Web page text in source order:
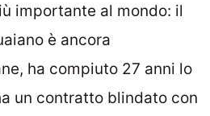
importante al mondo: il
è ancora
ha compiuto 27 anni lo
un contratto blindato con